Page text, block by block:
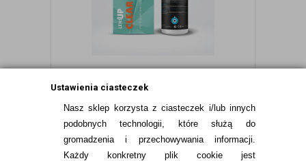
Ustawienia ciasteczek
Nasz sklep korzysta z ciasteczek i/lub innych
podobnych technologii, które służą do
gromadzenia i przechowywania informacji.
Każdy konkretny plik cookie jest
LENSUP
ZESTAW WAKACYJNY: LENSUP CLEAR
6 SZT. + PŁYN EYELOVE COMFORT 100
ML GRATIS